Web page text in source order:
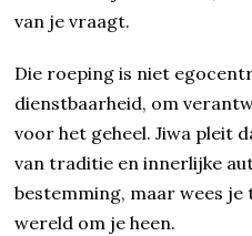
van je vraagt.
Die roeping is niet
dienstbaarheid, om
voor het geheel. Jiwa pleit
van traditie en innerlijke
bestemming, maar wees je
wereld om je heen.